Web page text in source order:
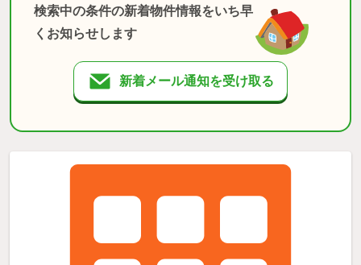
検索中の条件の新着物件情報をいち早
くお知らせします
新着メール通知を受け取る